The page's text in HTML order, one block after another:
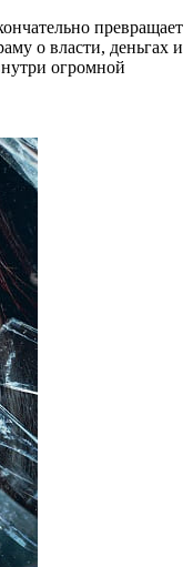
превращает
о власти, деньгах и
огромной